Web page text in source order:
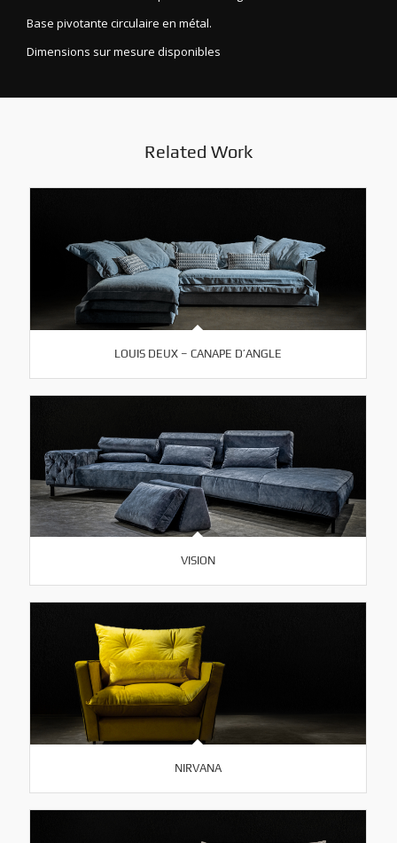
Base pivotante circulaire en métal.
Dimensions sur mesure disponibles
Related Work
LOUIS DEUX – CANAPE D’ANGLE
VISION
NIRVANA